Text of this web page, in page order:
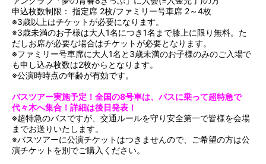
申込枚数制限： 指定席 2枚/ファミリー号車席 2～4枚
※3歳以上はチケットが必要になります。
※3歳未満のお子様は大人1名につき1名まで膝上に限り無料。た
だしお席が必要な場合はチケットが必要となります。
※ファミリー号車席に大人1名と3歳未満のお子様のみのご入場で
も申し込み枚数は2枚からとなります。
※公演時時点の年齢が有効です。
バスツアー実施予定！全国の8号車は、バスに乗って超特急で
代々木へ集合！詳細は後日発表！
※超特急のバスですが、交通ルールを守り安全第一で皆様を会場
までお送りいたします。
※バスツアーに公演チケットはつきませんので、ご希望の方は公
演チケットを別でご購入ください。